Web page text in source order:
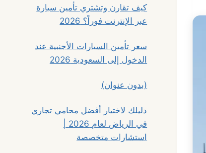
كيف تقارن وتشتري تأمين سيارة
عبر الإنترنت فوراً؟ 2026
سعر تأمين السيارات الأجنبية عند
الدخول إلى السعودية 2026
(بدون عنوان)
دليلك لاختيار أفضل محامي تجاري
استشارات متخصصة